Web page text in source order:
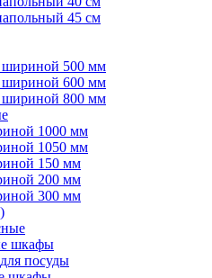
45 см
500 мм
600 мм
800 мм
1000 мм
1050 мм
150 мм
200 мм
300 мм
шкафы
посуды